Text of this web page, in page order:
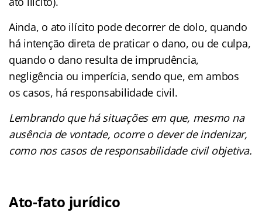
Ainda, o ato ilícito pode decorrer de dolo, quando
há intenção direta de praticar o dano, ou de culpa,
quando o dano resulta de imprudência,
negligência ou imperícia, sendo que, em ambos
os casos, há responsabilidade civil.
Lembrando que há situações em que, mesmo na
ausência de vontade, ocorre o dever de indenizar,
como nos casos de responsabilidade civil objetiva.
Ato-fato jurídico